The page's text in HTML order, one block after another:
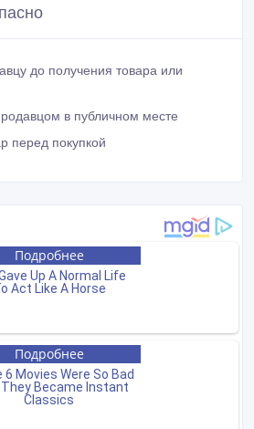
до получения товара или
в публичном месте
перед покупкой